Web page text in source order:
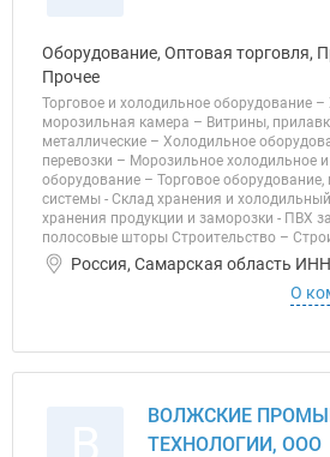
Оборудование, Оптовая торговля,
Прочее
Торговое и холодильное оборудование
морозильная камера – Витрины,
металлические – Холодильное
перевозки – Морозильное холодильное
оборудование – Торговое
системы - Склад хранения и
хранения продукции и заморозки - ПВХ
полосовые шторы Строительство –
Россия, Самарская область
О
ВОЛЖСКИЕ
ТЕХНОЛОГИИ, ООО